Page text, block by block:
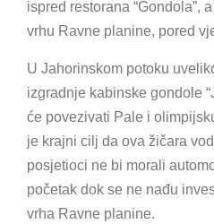
ispred restorana “Gondola”,
vrhu Ravne planine, pored
U Jahorinskom potoku
izgradnje kabinske gondole
će povezivati Pale i
je krajni cilj da ova žičara
posjetioci ne bi morali
početak dok se ne nađu
vrha Ravne planine.